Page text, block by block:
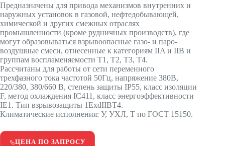
Предназначены для привода механизмов внутренних и
наружных установок в газовой, нефтедобывающей,
химической и других смежных отраслях
промышленности (кроме рудничных производств), где
могут образовываться взрывоопасные газо- и паро-
воздушные смеси, отнесенные к категориям IIA и IIB и
группам воспламеняемости T1, T2, T3, T4.
Рассчитаны для работы от сети переменного
трехфазного тока частотой 50Гц, напряжение 380В,
220/380, 380/660 В, степень защиты IP55, класс изоляции
F, метод охлаждения IC411, класс энергоэффективности
IE1. Тип взрывозащиты 1ExdIIBT4.
Климатические исполнения: У, УХЛ, Т по ГОСТ 15150.
ЦЕНА ПО ЗАПРОСУ